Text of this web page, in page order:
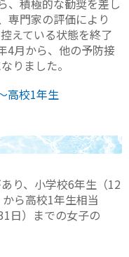
専門家の評価により
えている状態を終了
4月から、他の予防接
りました。
高校1年生
り、小学校6年生（12
ら高校1年生相当
日）までの女子の